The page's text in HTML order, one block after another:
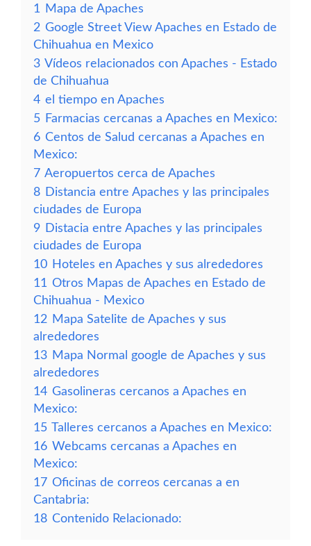
1
Mapa de Apaches
2 Google Street View Apaches en Estado de
Chihuahua en Mexico
3 Vídeos relacionados con Apaches - Estado
de Chihuahua
4 el tiempo en Apaches
5 Farmacias cercanas a Apaches en Mexico:
6 Centos de Salud cercanas a Apaches en
Mexico:
7 Aeropuertos cerca de Apaches
8 Distancia entre Apaches y las principales
ciudades de Europa
9 Distacia entre Apaches y las principales
ciudades de Europa
10 Hoteles en Apaches y sus alrededores
11 Otros Mapas de Apaches en Estado de
Chihuahua - Mexico
12 Mapa Satelite de Apaches y sus
alrededores
13 Mapa Normal google de Apaches y sus
alrededores
14 Gasolineras cercanos a Apaches en
Mexico:
15 Talleres cercanos a Apaches en Mexico:
16 Webcams cercanas a Apaches en
Mexico:
17 Oficinas de correos cercanas a en
Cantabria:
18 Contenido Relacionado: